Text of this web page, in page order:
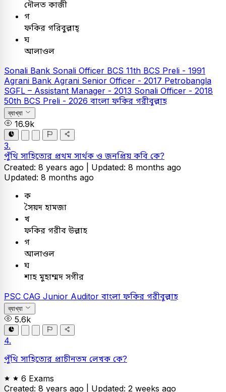
দৌলত কাজী
গ
ফকির গরিবুল্লাহ্
ঘ
আলাওল
Sonali Bank Sonali Officer BCS 11th BCS Preli - 1991
Agrani Bank Agrani Senior Officer - 2017 Petrobangla
SGFL – Assistant Manager - 2013 Sonali Officer - 2018
50th BCS Preli - 2026 বাংলা ফকির গরীবুল্লাহ
ব্যাখ্যা
16.9k
3.
পুঁথি সাহিত্যের প্রথম সার্থক ও জনপ্রিয় কবি কে?
Created: 8 years ago | Updated: 8 months ago
Updated: 8 months ago
ক
সৈয়দ হামজা
খ
ফকির গরীব উল্লাহ
গ
আলাওল
ঘ
শাহ মুহাম্মদ সগীর
PSC CAG Junior Auditor বাংলা ফকির গরীবুল্লাহ
ব্যাখ্যা
5.6k
4.
পুঁথি সাহিত্যের প্রাচীনতম লেখক কে?
6 Exams
Created: 8 years ago | Updated: 2 weeks ago